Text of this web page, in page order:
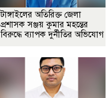
টাঙ্গাইলের অতিরিক্ত জেলা
প্রশাসক সঞ্জয় কুমার মহন্তের
বিরুদ্ধে ব্যাপক দুর্নীতির অভিযোগ